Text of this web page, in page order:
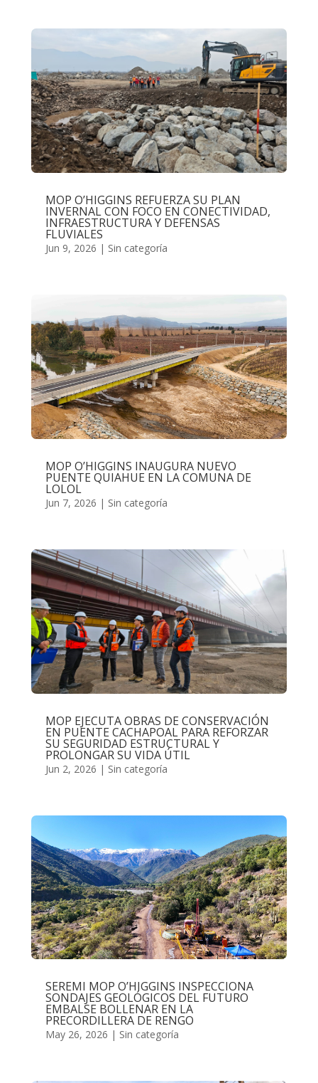
MOP O’HIGGINS REFUERZA SU PLAN
INVERNAL CON FOCO EN CONECTIVIDAD,
INFRAESTRUCTURA Y DEFENSAS
FLUVIALES
Jun 9, 2026 | Sin categoría
MOP O’HIGGINS INAUGURA NUEVO
PUENTE QUIAHUE EN LA COMUNA DE
LOLOL
Jun 7, 2026 | Sin categoría
MOP EJECUTA OBRAS DE CONSERVACIÓN
EN PUENTE CACHAPOAL PARA REFORZAR
SU SEGURIDAD ESTRUCTURAL Y
PROLONGAR SU VIDA ÚTIL
Jun 2, 2026 | Sin categoría
SEREMI MOP O’HIGGINS INSPECCIONA
SONDAJES GEOLÓGICOS DEL FUTURO
EMBALSE BOLLENAR EN LA
PRECORDILLERA DE RENGO
May 26, 2026 | Sin categoría